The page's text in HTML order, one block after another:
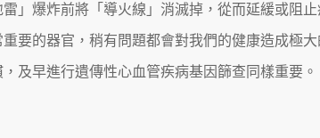
」爆炸前將「導火線」消滅掉，從而延緩或阻止
要的器官，稍有問題都會對我們的健康造成極
及早進行遺傳性心血管疾病基因篩查同樣重要。